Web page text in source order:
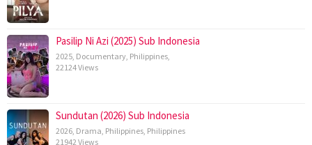
Pasilip Ni Azi (2025) Sub Indonesia
2025 Documentary Philippines
22124 Views
Sundutan (2026) Sub Indonesia
2026 Drama Philippines Philippines
21942 Views